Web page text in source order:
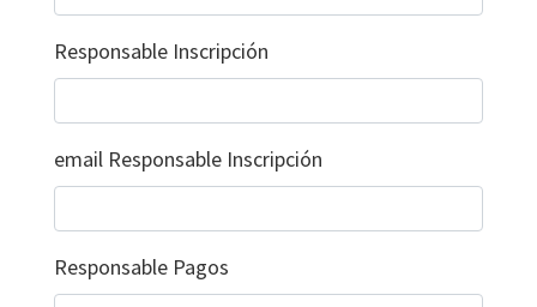
Responsable Inscripción
email Responsable Inscripción
Responsable Pagos